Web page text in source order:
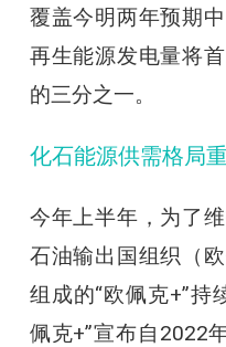
覆盖今明两年预期
再生能源发电量将
的三分之一。
化石能源供需格局
今年上半年，为了
石油输出国组织（
组成的“欧佩克+”持
佩克+”宣布自2022